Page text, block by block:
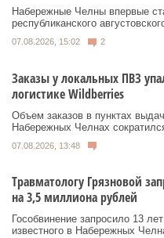
Набережные Челны впервые
республиканского
07.08.2026, 15:02 2
Заказы у локальных ПВЗ
логистике Wildberries
Объем заказов в пунктах
Набережных Челнах
07.08.2026, 13:48
Травматологу Грязновой
на 3,5 миллиона рублей
Гособвинение запросило 13
известного в Набережных